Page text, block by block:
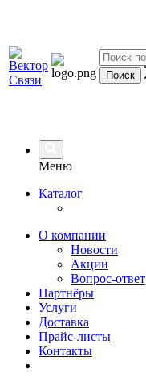
Меню
Каталог
О компании
Новости
Акции
Вопрос-ответ
Партнёры
Услуги
Доставка
Прайс-листы
Контакты